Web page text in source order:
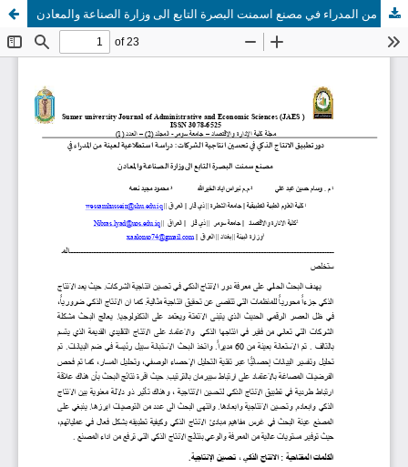
دور تطبيق الانتاج الذكي في تحسين انتاجية الشركات: دراسة استطلاعية لعينة من المدراء في مصنع اسمنت البصرة التابع الى وزارة الصناعة والمعادن